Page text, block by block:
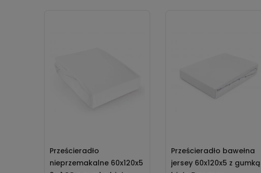
Prześcieradło
nieprzemakalne 60x120x5
Prześcieradło bawełna
jersey 60x120x5 z gumką